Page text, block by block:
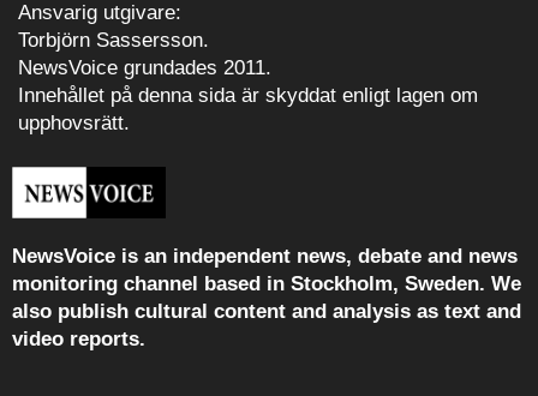
Ansvarig utgivare:
Torbjörn Sassersson.
NewsVoice grundades 2011.
Innehållet på denna sida är skyddat enligt lagen om
upphovsrätt.
NewsVoice is an independent news, debate and news
monitoring channel based in Stockholm, Sweden. We
also publish cultural content and analysis as text and
video reports.